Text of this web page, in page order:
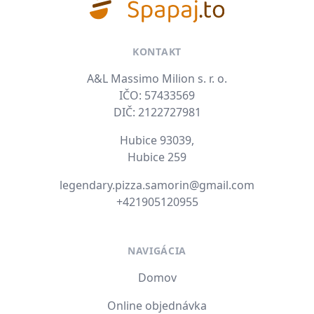
KONTAKT
A&L Massimo Milion s. r. o.
IČO: 57433569
DIČ: 2122727981
Hubice 93039,
Hubice 259
legendary.pizza.samorin@gmail.com
+421905120955
NAVIGÁCIA
Domov
Online objednávka